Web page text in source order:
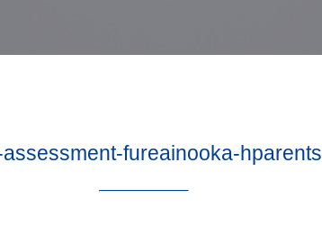
fureainooka-hparents